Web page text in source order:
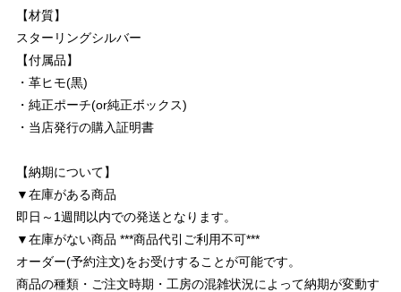
【材質】
スターリングシルバー
【付属品】
・革ヒモ(黒)
・純正ポーチ(or純正ボックス)
・当店発行の購入証明書
【納期について】
▼在庫がある商品
即日～1週間以内での発送となります。
▼在庫がない商品 ***商品代引ご利用不可***
オーダー(予約注文)をお受けすることが可能です。
商品の種類・ご注文時期・工房の混雑状況によって納期が変動す